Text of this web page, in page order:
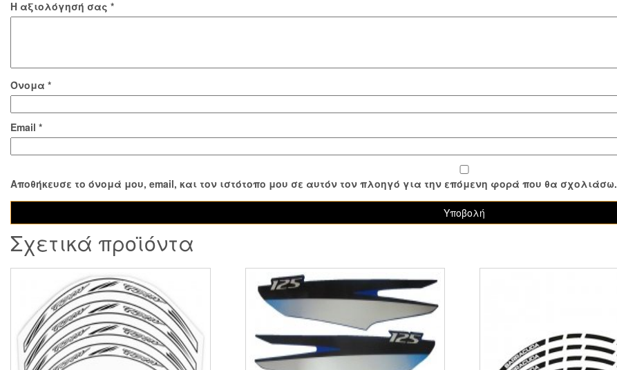
Η αξιολόγησή σας *
Όνομα *
Email *
Αποθήκευσε το όνομά μου, email, και τον ιστότοπο μου σε αυτόν τον πλοηγό για την επόμενη φορά που θα σχολιάσω.
Σχετικά προϊόντα